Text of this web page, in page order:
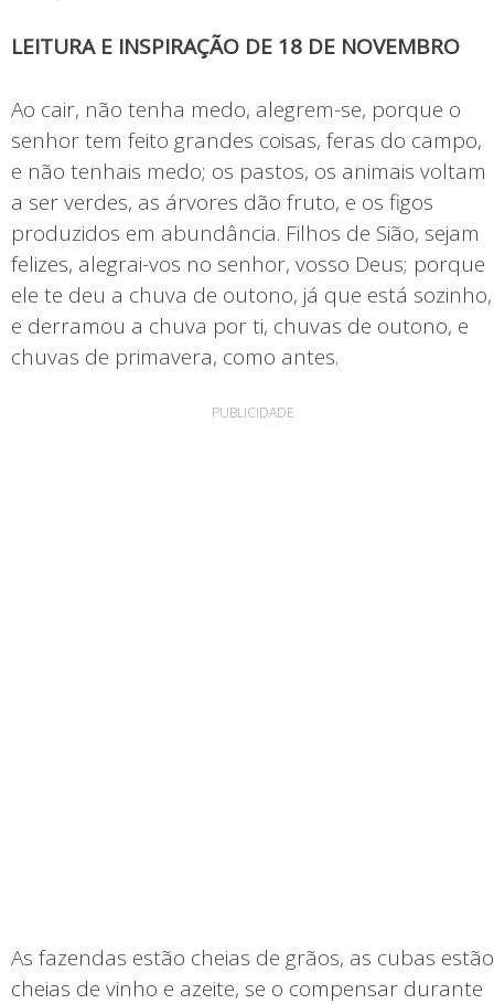
LEITURA E INSPIRAÇÃO DE 18 DE NOVEMBRO
Ao cair, não tenha medo, alegrem-se, porque o
senhor tem feito grandes coisas, feras do campo,
e não tenhais medo; os pastos, os animais voltam
a ser verdes, as árvores dão fruto, e os figos
produzidos em abundância. Filhos de Sião, sejam
felizes, alegrai-vos no senhor, vosso Deus; porque
ele te deu a chuva de outono, já que está sozinho,
e derramou a chuva por ti, chuvas de outono, e
chuvas de primavera, como antes.
PUBLICIDADE
As fazendas estão cheias de grãos, as cubas estão
cheias de vinho e azeite, se o compensar durante